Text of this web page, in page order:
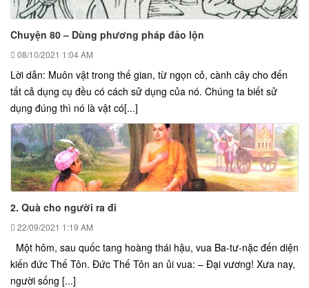
Chuyện 80 – Dùng phương pháp đảo lộn
08/10/2021 1:04 AM
Lời dẫn: Muôn vật trong thế gian, từ ngọn cỏ, cành cây cho đến
tất cả dụng cụ đều có cách sử dụng của nó. Chúng ta biết sử
dụng đúng thì nó là vật có[...]
2. Quà cho người ra đi
22/09/2021 1:19 AM
Một hôm, sau quốc tang hoàng thái hậu, vua Ba-tư-nặc đến diện
kiến đức Thế Tôn. Đức Thế Tôn an ủi vua: – Đại vương! Xưa nay,
người sống [...]